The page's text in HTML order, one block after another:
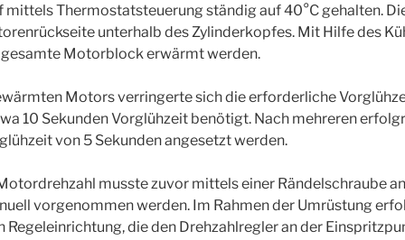
mittels Thermostatsteuerung ständig auf 40°C gehalten.
unterhalb des Zylinderkopfes. Mit Hilfe des
gesamte Motorblock erwärmt werden.
Motors verringerte sich die erforderliche
10 Sekunden Vorglühzeit benötigt. Nach mehreren
von 5 Sekunden angesetzt werden.
musste zuvor mittels einer Rändelschraube
vorgenommen werden. Im Rahmen der Umrüstung
Regeleinrichtung, die den Drehzahlregler an der